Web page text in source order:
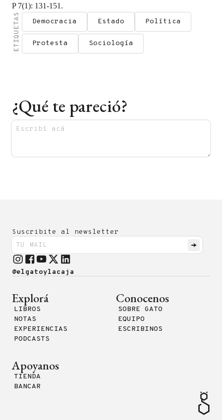
P 7(1): 131-151.
ETIQUETAS Democracia Estado Política
Protesta Sociología
¿Qué te pareció?
Suscribite al newsletter
@elgatoylacaja
Explorá
LIBROS
NOTAS
EXPERIENCIAS
PODCASTS
Conocenos
SOBRE GATO
EQUIPO
ESCRIBINOS
Apoyanos
TIENDA
BANCAR